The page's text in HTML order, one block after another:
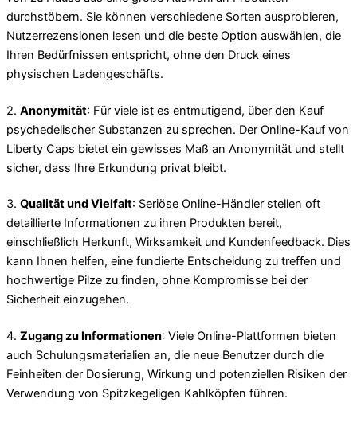
durchstöbern. Sie können verschiedene Sorten ausprobieren,
Nutzerrezensionen lesen und die beste Option auswählen, die
Ihren Bedürfnissen entspricht, ohne den Druck eines
physischen Ladengeschäfts.
2. Anonymität: Für viele ist es entmutigend, über den Kauf
psychedelischer Substanzen zu sprechen. Der Online-Kauf von
Liberty Caps bietet ein gewisses Maß an Anonymität und stellt
sicher, dass Ihre Erkundung privat bleibt.
3. Qualität und Vielfalt: Seriöse Online-Händler stellen oft
detaillierte Informationen zu ihren Produkten bereit,
einschließlich Herkunft, Wirksamkeit und Kundenfeedback. Dies
kann Ihnen helfen, eine fundierte Entscheidung zu treffen und
hochwertige Pilze zu finden, ohne Kompromisse bei der
Sicherheit einzugehen.
4. Zugang zu Informationen: Viele Online-Plattformen bieten
auch Schulungsmaterialien an, die neue Benutzer durch die
Feinheiten der Dosierung, Wirkung und potenziellen Risiken der
Verwendung von Spitzkegeligen Kahlköpfen führen.